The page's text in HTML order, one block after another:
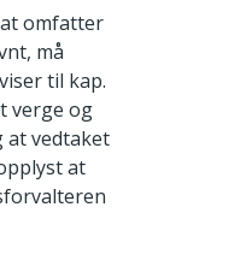
omfatter
må
til kap.
verge og
at vedtaket
at